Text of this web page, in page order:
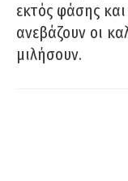
εκτός φάσης
ανεβάζουν οι
μιλήσουν.